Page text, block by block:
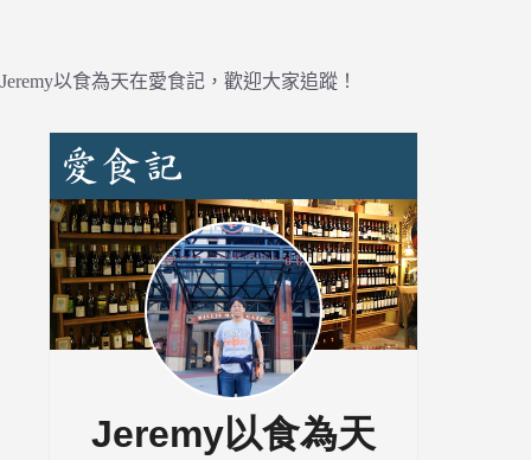
Jeremy以食為天在愛食記，歡迎大家追蹤！